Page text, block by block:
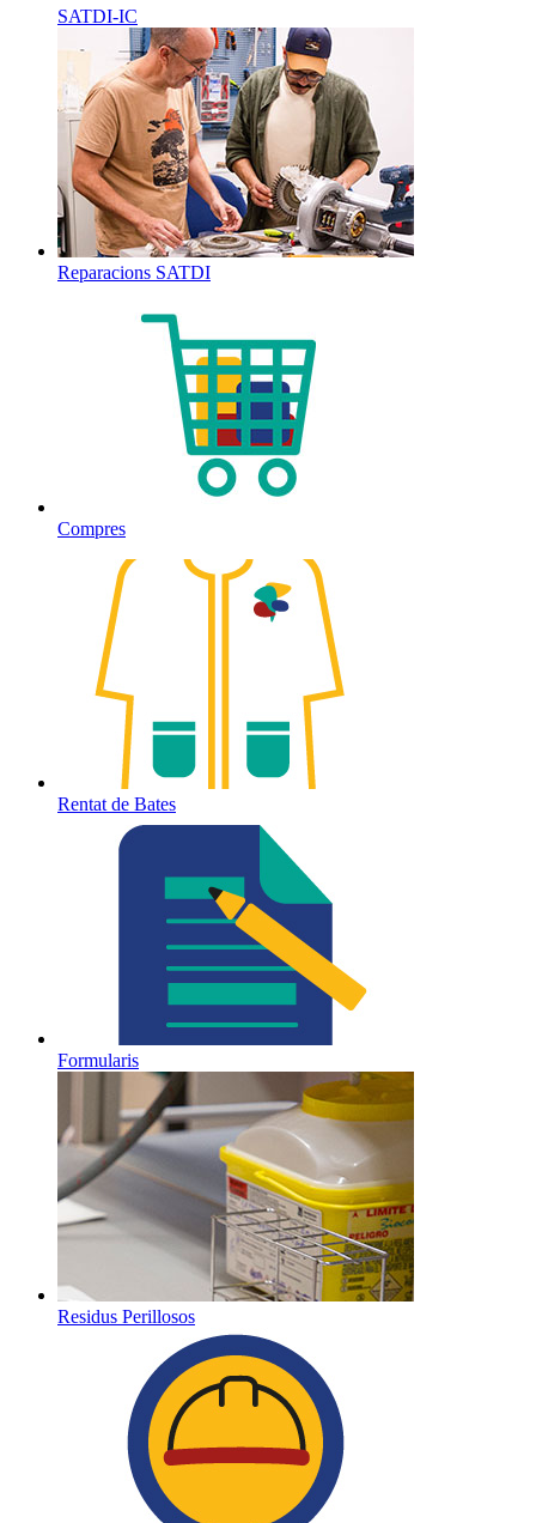
SATDI-IC
Reparacions SATDI
Compres
Rentat de Bates
Formularis
Residus Perillosos